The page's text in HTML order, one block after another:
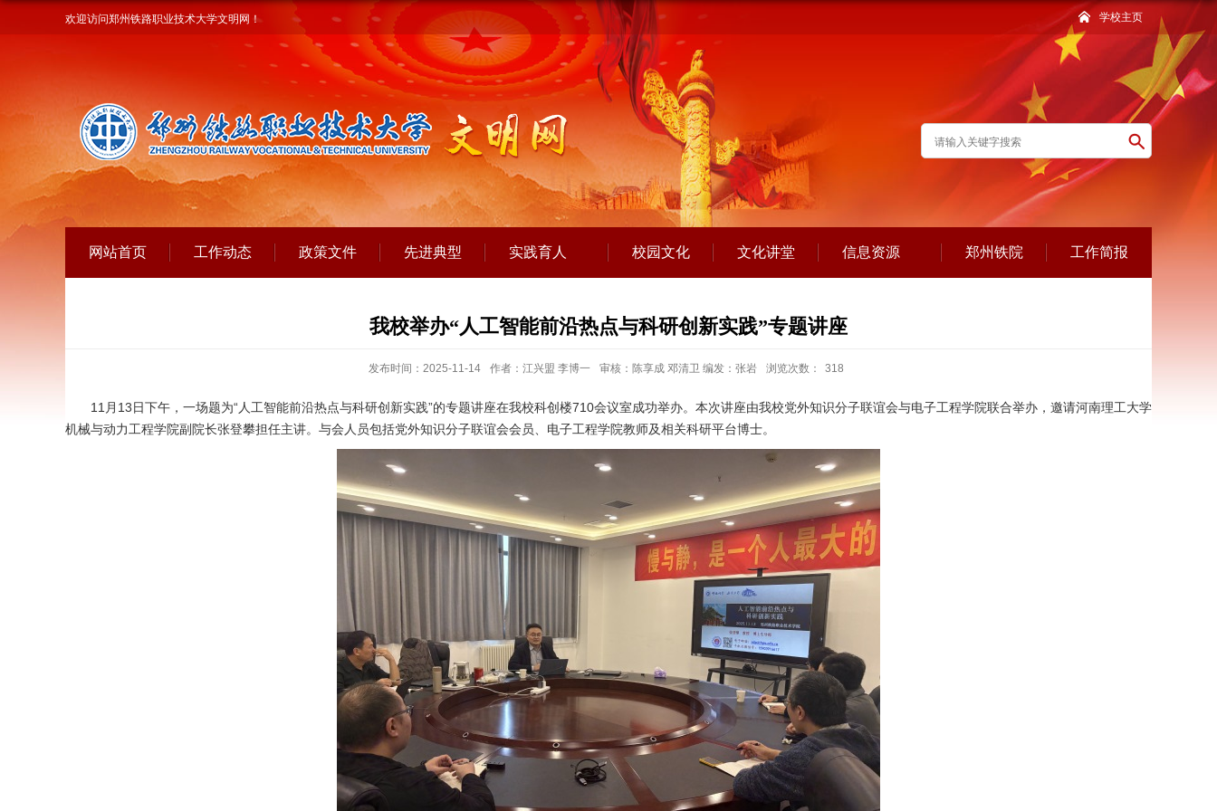
欢迎访问郑州铁路职业技术大学文明网！ 学校主页
网站首页 工作动态 政策文件 先进典型 实践育人 校园文化 文化讲堂 信息资源 郑州铁院 工作简报
我校举办“人工智能前沿热点与科研创新实践”专题讲座
发布时间：2025-11-14 作者：江兴盟 李博一 审核：陈享成 邓清卫 编发：张岩 浏览次数： 318
11月13日下午，一场题为“人工智能前沿热点与科研创新实践”的专题讲座在我校科创楼710会议室成功举办。本次讲座由我校党外知识分子联谊会与电子工程学院联合举办，邀请河南理工大学
机械与动力工程学院副院长张登攀担任主讲。与会人员包括党外知识分子联谊会会员、电子工程学院教师及相关科研平台博士。